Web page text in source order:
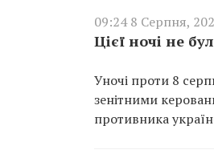
09:24 8 Серпня,
Цієї ночі не
Уночі проти 8
зенітними
противника